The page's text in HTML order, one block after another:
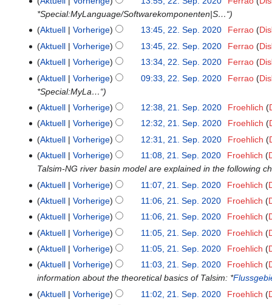
g
n
g
u
g
s
n
g
s
s
n
g
n
a
s
s
n
e
f
a
s
s
u
g
m
n
f
a
s
s
u
g
m
m
n
f
a
s
s
u
g
s
a
m
m
n
f
a
s
s
u
g
u
s
a
m
m
n
a
s
s
u
n
n
g
z
u
s
a
m
m
n
f
a
s
s
u
g
t
u
n
g
z
u
s
a
m
m
n
a
s
s
u
g
i
u
n
g
z
s
a
m
m
e
f
a
s
s
u
g
r
e
i
t
u
n
g
z
u
s
a
m
m
n
f
a
s
s
u
a
r
e
i
t
u
n
g
z
u
s
a
m
m
n
f
a
s
s
B
e
a
r
e
i
u
n
g
z
s
a
m
m
n
f
a
s
e
B
e
a
r
e
t
u
n
g
s
u
s
a
m
m
n
a
n
B
e
a
r
b
i
t
u
n
g
s
u
s
a
m
m
e
f
*Special:MyLanguage/Softwarekomponenten|S…“
Aktuell
Vorherige 13:45, 22. Sep. 2020 Ferrao
K
i
n
e
B
e
a
b
i
t
u
n
s
z
u
s
Aktuell Vorherige 13:45, 22. Sep. 2020 Ferrao
K
i
e
B
e
a
r
e
i
t
u
n
s
u
Aktuell Vorherige 13:34, 22. Sep. 2020 Ferrao
K
e
n
e
B
e
a
r
e
i
t
u
n
g
z
Aktuell Vorherige 09:33, 22. Sep. 2020 Ferrao
*Special:MyLa…“
21.
September
2020
Aktuell Vorherige 12:38, 21. Sep. 2020 Froehlich
Aktuell
Vorherige 12:32, 21. Sep. 2020 Froehlich
Aktuell
Vorherige 12:31, 21. Sep. 2020 Froehlich
K
e
n
e
B
e
a
b
i
Aktuell Vorherige 11:08, 21. Sep. 2020 Froehlich
Talsim-NG river basin model are explained in the following
Aktuell
Vorherige 11:07, 21. Sep. 2020 Froehlich
K
i
n
e
B
e
a
Aktuell Vorherige 11:06, 21. Sep. 2020 Froehlich
K
i
n
e
B
e
Aktuell Vorherige 11:06, 21. Sep. 2020 Froehlich
Aktuell
Vorherige 11:05, 21. Sep. 2020 Froehlich
Aktuell
Vorherige 11:05, 21. Sep. 2020 Froehlich
Aktuell
Vorherige 11:03, 21. Sep. 2020 Froehlich
information about the theoretical basics of Talsim: *
Aktuell
Vorherige 11:02, 21. Sep. 2020 Froehlich